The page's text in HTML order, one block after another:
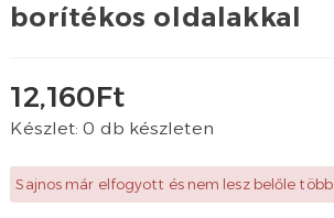
borítékos oldalakkal
12,160Ft
Készlet: 0 db készleten
Sajnos már elfogyott és nem lesz belőle több.